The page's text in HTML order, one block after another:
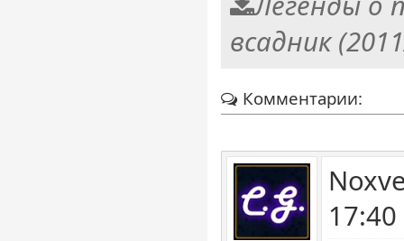
всадник
Комментарии: